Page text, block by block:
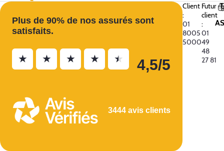
Plus de 90% de nos assurés sont
satisfaits.
★ ★ ★ ★ ★ 4,5/5
3444 avis clients
Client
:
01
8005
5000
Futur
client
:
01
49
48
27 81